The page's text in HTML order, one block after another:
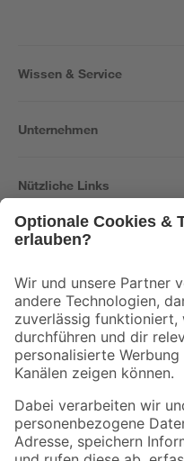
Wissen & Service
Unternehmen
Nützliche Links
Der toom Newsletter: Keine
Zur Newsletter
Folge uns
Zahlungsarten